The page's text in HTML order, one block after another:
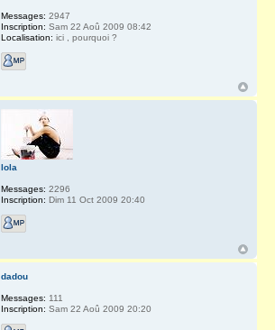
Messages: 2947
Inscription: Sam 22 Aoû 2009 08:42
Localisation: ici , pourquoi ?
lola
Messages: 2296
Inscription: Dim 11 Oct 2009 20:40
dadou
Messages: 111
Inscription: Sam 22 Aoû 2009 20:20